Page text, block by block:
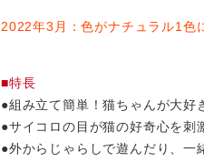
2022年3月：色がナチュラル1色
■特長
●組み立て簡単！猫ちゃんが大好
●サイコロの目が猫の好奇心を刺
●外からじゃらしで遊んだり、一